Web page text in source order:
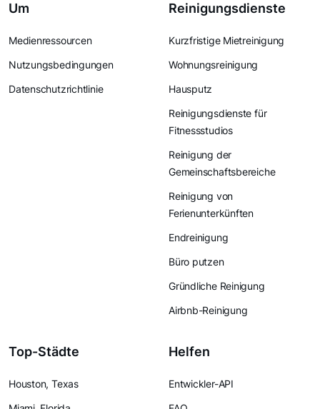
Um
Medienressourcen
Nutzungsbedingungen
Datenschutzrichtlinie
Reinigungsdienste
Kurzfristige Mietreinigung
Wohnungsreinigung
Hausputz
Reinigungsdienste für
Fitnessstudios
Reinigung der
Gemeinschaftsbereiche
Reinigung von
Ferienunterkünften
Endreinigung
Büro putzen
Gründliche Reinigung
Airbnb-Reinigung
Top-Städte
Houston, Texas
Helfen
Entwickler-API